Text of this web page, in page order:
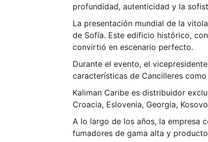
profundidad, autenticidad y la
La presentación mundial de la
de Sofía. Este edificio histórico,
convirtió en escenario perfecto.
Durante el evento, el
características de Cancilleres
Kaliman Caribe es distribuidor
Croacia, Eslovenia, Georgia,
A lo largo de los años, la empresa
fumadores de gama alta y